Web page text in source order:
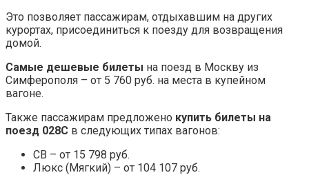
Это позволяет пассажирам, отдыхавшим на других
курортах, присоединиться к поезду для возвращения
домой.
Самые дешевые билеты на поезд в Москву из
Симферополя – от 5 760 руб. на места в купейном
вагоне.
Также пассажирам предложено купить билеты на
поезд 028С в следующих типах вагонов:
СВ – от 15 798 руб.
Люкс (Мягкий) – от 104 107 руб.